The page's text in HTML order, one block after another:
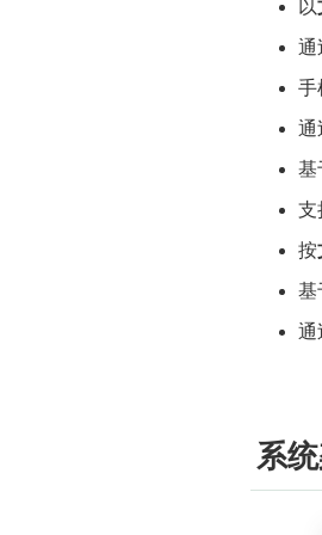
以
通
手
通
基
支
按
基
通
系